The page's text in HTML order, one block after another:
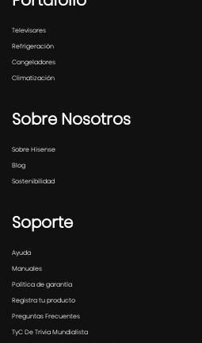
Televisores
Refrigeración
Congeladores
Climatización
Sobre Nosotros
Sobre Hisense
Blog
Sostenibilidad
Soporte
Ayuda
Manuales
Política de garantía
Registra tu producto
Preguntas Frecuentes
TyC De Trivia Mundialista